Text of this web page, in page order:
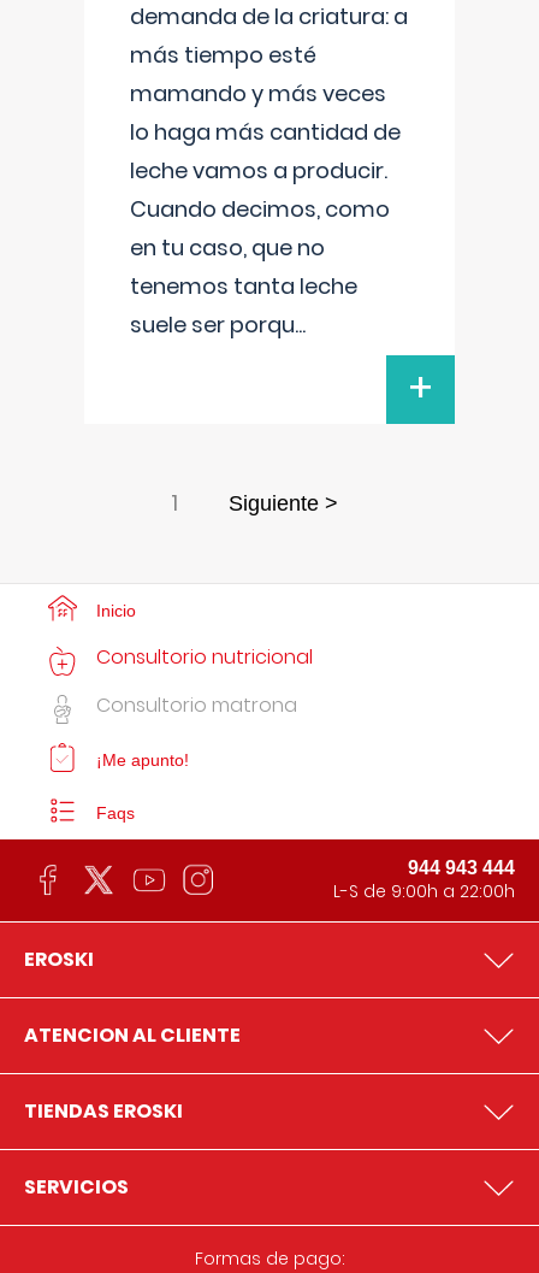
demanda de la criatura: a
más tiempo esté
mamando y más veces
lo haga más cantidad de
leche vamos a producir.
Cuando decimos, como
en tu caso, que no
tenemos tanta leche
suele ser porqu...
+
1 Siguiente >
Inicio
Consultorio nutricional
Consultorio matrona
¡Me apunto!
Faqs
944 943 444
L-S de 9:00h a 22:00h
EROSKI
ATENCION AL CLIENTE
TIENDAS EROSKI
SERVICIOS
Formas de pago: